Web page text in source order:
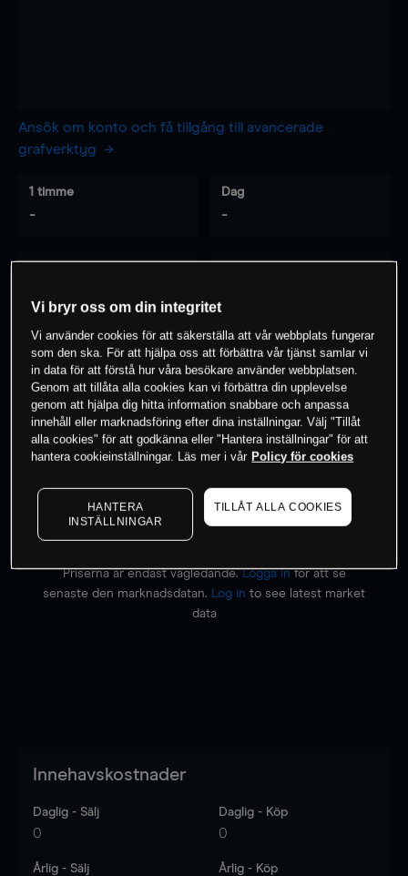
Ansök om konto och få tillgång till avancerade
grafverktyg
1 timme
-
Dag
-
0% av kunderna har en position i detta
instrument
Börja handla
Priserna är endast vägledande.Logga inför att se
senaste den marknadsdatan.
Log in to see latest market
data
Innehavskostnader
Daglig - Sälj
0
Daglig - Köp
0
Årlig - Sälj Årlig - Köp
Vi bryr oss om din integritet
Vi använder cookies för att säkerställa att vår webbplats fungerar
som den ska. För att hjälpa oss att förbättra vår tjänst samlar vi
in data för att förstå hur våra besökare använder webbplatsen.
Genom att tillåta alla cookies kan vi förbättra din upplevelse
genom att hjälpa dig hitta information snabbare och anpassa
innehåll eller marknadsföring efter dina inställningar. Välj "Tillåt
alla cookies" för att godkänna eller "Hantera inställningar" för att
hantera cookieinställningar. Läs mer i vår Policy för cookies
HANTERA
INSTÄLLNINGAR
TILLÅT ALLA COOKIES